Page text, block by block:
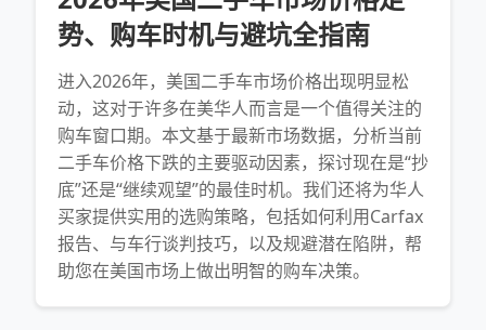
势、购车时机与避坑全指南
进入2026年，美国二手车市场价格出现明显松
动，这对于许多在美华人而言是一个值得关注的
购车窗口期。本文基于最新市场数据，分析当前
二手车价格下跌的主要驱动因素，探讨现在是“抄
底”还是“继续观望”的最佳时机。我们还将为华人
买家提供实用的选购策略，包括如何利用Carfax
报告、与车行谈判技巧，以及规避潜在陷阱，帮
助您在美国市场上做出明智的购车决策。